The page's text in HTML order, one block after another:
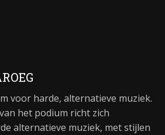
voor harde, alternatieve muziek.
het podium richt zich
alternatieve muziek, met stijlen